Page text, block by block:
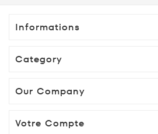
Informations
Category
Our Company
Votre Compte